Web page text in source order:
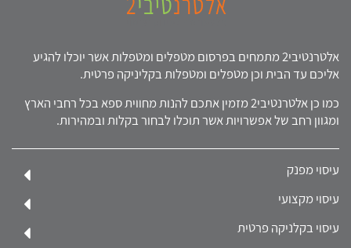
אלטרנטיבי2 מתמחים בפרסום מטפלים ומטפלות אשר יוכלו להגיע
אליכם עד הבית וכן מטפלים ומטפלות בקליניקה פרטית.
כמו כן אלטרנטיבי2 מזמין אתכם להנות מחווית ספא בכל רחבי הארץ
ומגוון רחב של אפשרויות אשר תוכלו לבחור בקלות ובמהירות.
עיסוי מפנק
עיסוי מקצועי
עיסוי בקלניקה פרטית